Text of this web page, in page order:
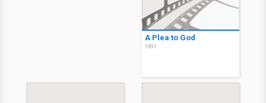
A Plea to God
1991